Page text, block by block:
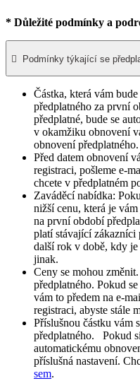
* Důležité podmínky a
 Podmínky týkající se
Částka, která vám
předplatného za první
předplatné, bude se
v okamžiku obnovení
obnovení předplatného.​
Před datem obnovení
registraci, pošleme e-
chcete v předplatném
Zaváděcí nabídka:
nižší cenu, která je
na první období
platí stávající zákazníci
další rok v době, kdy
jinak.
Ceny se mohou
předplatného. Pokud
vám to předem na e-
registraci, abyste stále
Příslušnou částku vám
předplatného. Pokud
automatickému
příslušná nastavení.
sem.